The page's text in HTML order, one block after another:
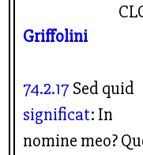
Griffolini
74.2.17 Sed quid
significat: In
nomine meo?